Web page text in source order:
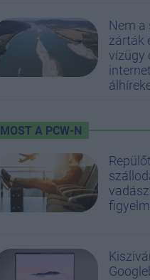
Nem a
zárták
vízügy
MOST A PCW-N